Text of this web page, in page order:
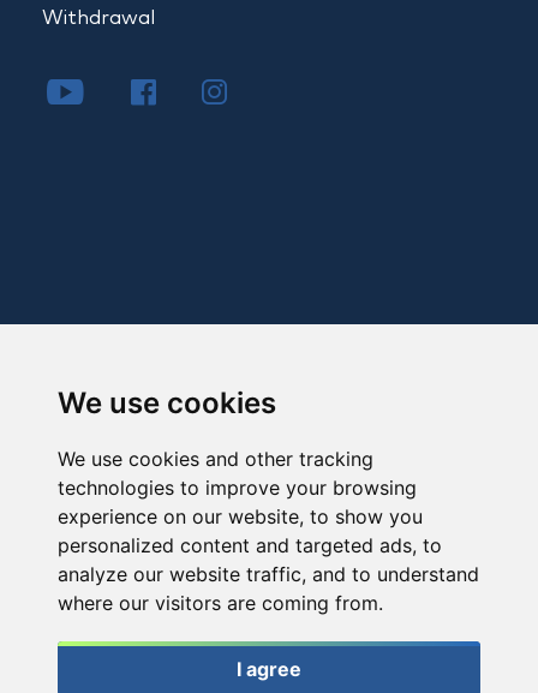
We use cookies
We use cookies and other tracking
technologies to improve your browsing
experience on our website, to show you
personalized content and targeted ads, to
analyze our website traffic, and to understand
where our visitors are coming from.
I agree
Withdrawal